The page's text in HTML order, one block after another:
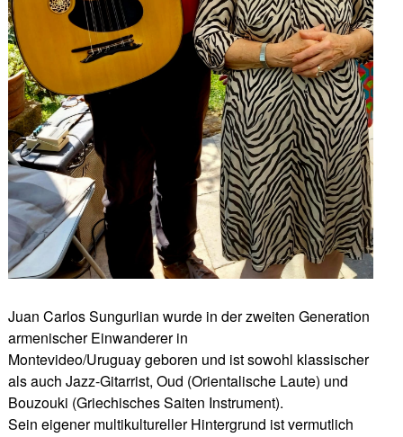
Juan Carlos Sungurlian wurde in der zweiten Generation
armenischer Einwanderer in
Montevideo/Uruguay geboren und ist sowohl klassischer
als auch Jazz-Gitarrist, Oud (Orientalische Laute) und
Bouzouki (Griechisches Saiten Instrument).
Sein eigener multikultureller Hintergrund ist vermutlich